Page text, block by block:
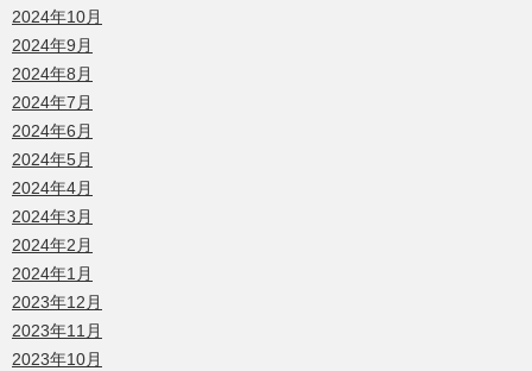
2024年10月
2024年9月
2024年8月
2024年7月
2024年6月
2024年5月
2024年4月
2024年3月
2024年2月
2024年1月
2023年12月
2023年11月
2023年10月